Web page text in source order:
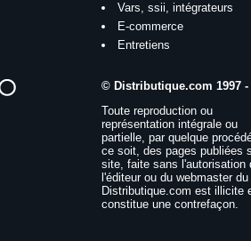
Vars, ssii, intégrateurs
E-commerce
Entretiens
© Distributique.com 1997 -
Toute reproduction ou
représentation intégrale ou
partielle, par quelque
ce soit, des pages publiées
site, faite sans l'autorisation
l'éditeur ou du webmaster
Distributique.com est illicite
constitue une contrefaçon.